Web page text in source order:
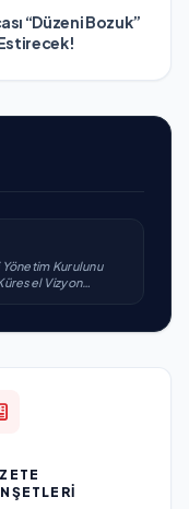
“Düzeni Bozuk”
Estirecek!
Yönetim Kurulunu
Vizyon